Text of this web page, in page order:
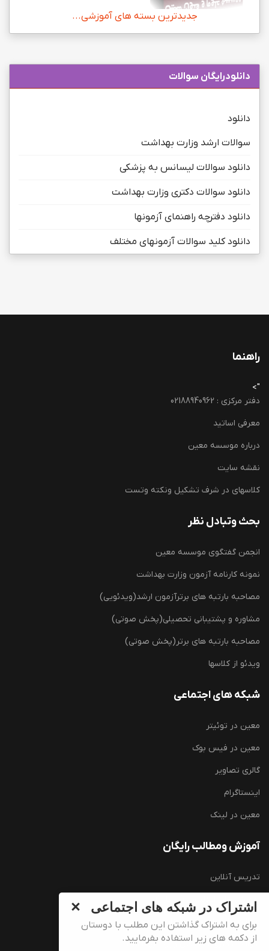
جدیدترین بسته های آموزشی...
دانلودرایگان سوالات
دانلود
سوالات ارشد وزارت بهداشت
دانلود سوالات لیسانس به پزشکی
دانلود سوالات دکتری وزارت بهداشت
دانلود دفترچه راهنمای آزمونها
دانلود کلید سوالات آزمونهای مختلف
راهنما
">
دفتر مرکزی : 02188940962
معرفی اساتید
درباره موسسه معین
نقشه سایت
کلاسهای در شرف تشکیل ونکته وتست
بحث وتبادل نظر
انجمن گفتگوی موسسه معین
نمونه کارنامه آزمون وزارت بهداشت
مصاحبه بارتبه های برترآزمون ارشد(ویدئویی)
مشاوره و پشتیبانی تحصیلی(پخش صوتی)
مصاحبه بارتبه های برتر(پخش صوتی)
ویدئو از کلاسها
شبکه های اجتماعی
معین در توئیتر
معین در فیس بوک
گالری تصاویر
اینستاگرام
معین در لینک
آموزش ومطالب رایگان
تدریس آنلاین
آموزش زبان انگلیسی (رایگان)
سوالات کارشناسی ارشد وزارت بهداشت
سوالات دکتری تخصصی وزارت بهداشت
اشتراک در شبکه های اجتماعی
برای به اشتراک گذاشتن این مطلب با دوستان
از دکمه های زیر استفاده بفرمایید.